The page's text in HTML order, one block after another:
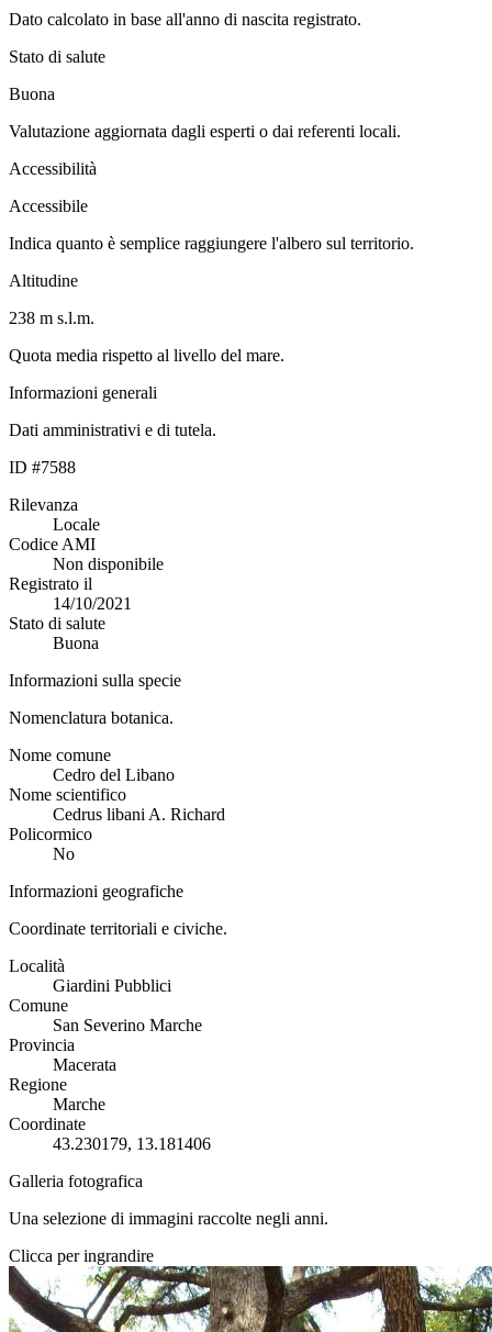
Dato calcolato in base all'anno di nascita registrato.
Stato di salute
Buona
Valutazione aggiornata dagli esperti o dai referenti locali.
Accessibilità
Accessibile
Indica quanto è semplice raggiungere l'albero sul territorio.
Altitudine
238 m s.l.m.
Quota media rispetto al livello del mare.
Informazioni generali
Dati amministrativi e di tutela.
ID #7588
Rilevanza
Locale
Codice AMI
Non disponibile
Registrato il
14/10/2021
Stato di salute
Buona
Informazioni sulla specie
Nomenclatura botanica.
Nome comune
Cedro del Libano
Nome scientifico
Cedrus libani A. Richard
Policormico
No
Informazioni geografiche
Coordinate territoriali e civiche.
Località
Giardini Pubblici
Comune
San Severino Marche
Provincia
Macerata
Regione
Marche
Coordinate
43.230179, 13.181406
Galleria fotografica
Una selezione di immagini raccolte negli anni.
Clicca per ingrandire